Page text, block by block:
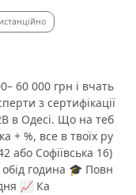
60 000 грн і вчать
з сертифікації
в Одесі. Що на теб
+ %, все в твоїх ру
або Софіївська 16)
година 🎓 Повн
📈 Ка